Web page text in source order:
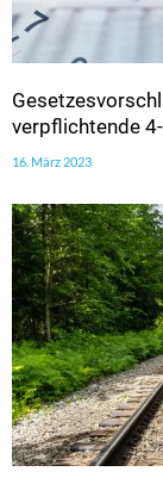
verpflichtende
16. März 2023